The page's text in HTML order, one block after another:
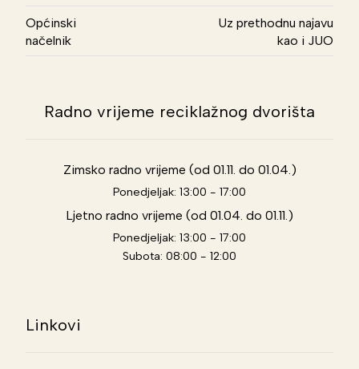
Općinski
načelnik
Uz prethodnu najavu
kao i JUO
Radno vrijeme reciklažnog dvorišta
Zimsko radno vrijeme (od 01.11. do 01.04.)
Ponedjeljak: 13:00 - 17:00
Ljetno radno vrijeme (od 01.04. do 01.11.)
Ponedjeljak: 13:00 - 17:00
Subota: 08:00 - 12:00
Linkovi